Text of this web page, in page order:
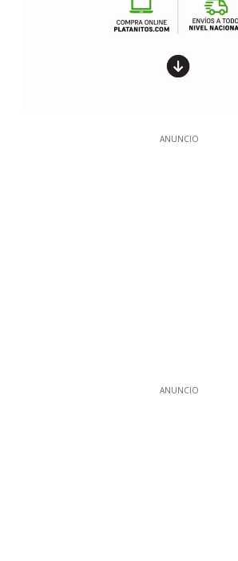
ANUNCIO
ANUNCIO